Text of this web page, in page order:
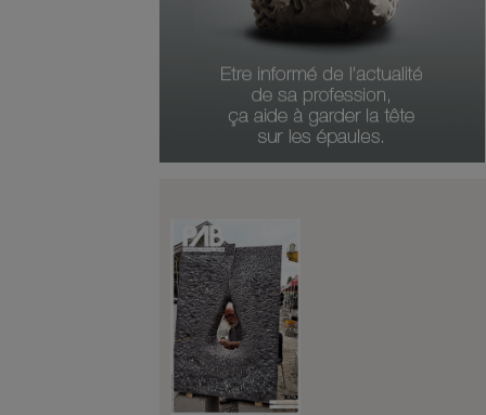
Numéro Du Produit
Type De Produit
Genre Du Produit